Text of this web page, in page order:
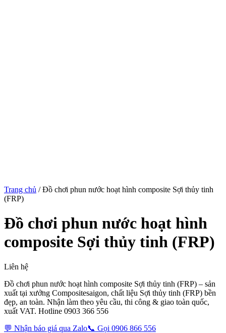
Trang chủ /Đồ chơi phun nước hoạt hình composite Sợi thủy tinh
(FRP)
Đồ chơi phun nước hoạt hình
composite Sợi thủy tinh (FRP)
Liên hệ
Đồ chơi phun nước hoạt hình composite Sợi thủy tinh (FRP) – sản
xuất tại xưởng Compositesaigon, chất liệu Sợi thủy tinh (FRP) bền
đẹp, an toàn. Nhận làm theo yêu cầu, thi công & giao toàn quốc,
xuất VAT. Hotline 0903 366 556
💬 Nhận báo giá qua Zalo📞 Gọi 0906 866 556